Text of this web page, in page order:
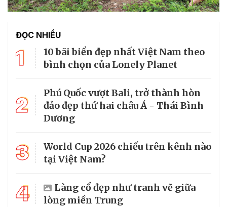
ĐỌC NHIỀU
1
10 bãi biển đẹp nhất Việt Nam theo
bình chọn của Lonely Planet
2
Phú Quốc vượt Bali, trở thành hòn
đảo đẹp thứ hai châu Á - Thái Bình
Dương
3
World Cup 2026 chiếu trên kênh nào
tại Việt Nam?
4
Làng cổ đẹp như tranh vẽ giữa
lòng miền Trung